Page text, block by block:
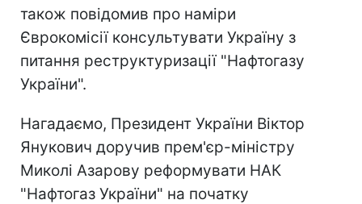
також повідомив про наміри
Єврокомісії консультувати Україну з
питання реструктуризації "Нафтогазу
України".
Нагадаємо, Президент України Віктор
Янукович доручив прем'єр-міністру
Миколі Азарову реформувати НАК
"Нафтогаз України" на початку